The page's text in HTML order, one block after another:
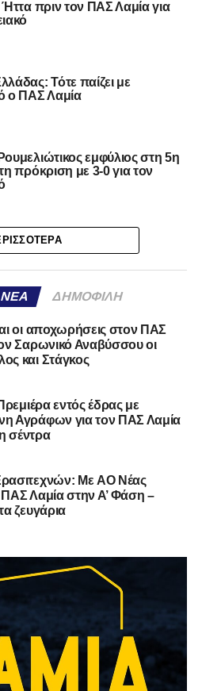
Ήττα πριν τον ΠΑΣ Λαμία για
Τότε παίζει με
ο ΠΑΣ Λαμία
εμφύλιος στη 5η
πρόκριση με 3-0 για τον
ΝΈΑ ΔΗΜΟΦΙΛΉ
οι αποχωρήσεις στον ΠΑΣ
Σαρωνικό Αναβύσσου οι
και Στάγκος
εντός έδρας με
Αγράφων για τον ΠΑΣ Λαμία
σέντρα
Με AO Nέας
Λαμία στην Α’ Φάση –
ζευγάρια